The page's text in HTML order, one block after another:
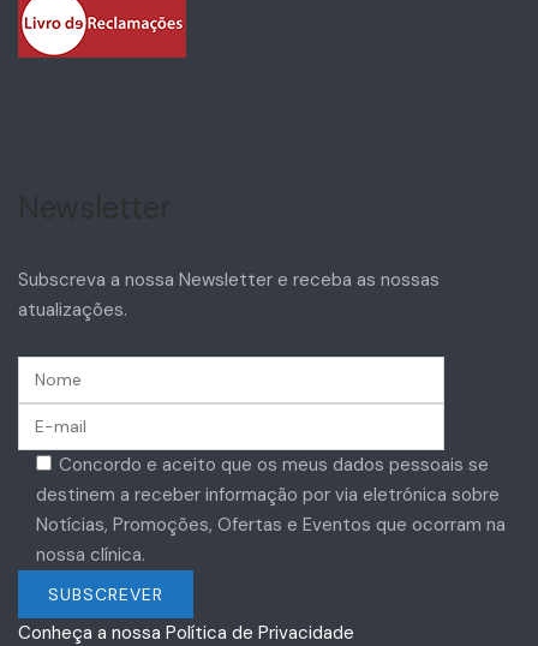
Subscreva a nossa Newsletter e receba as nossas
atualizações.
Concordo e aceito que os meus dados pessoais se
destinem a receber informação por via eletrónica sobre
Notícias, Promoções, Ofertas e Eventos que ocorram na
nossa clínica.
Conheça a nossa Política de Privacidade